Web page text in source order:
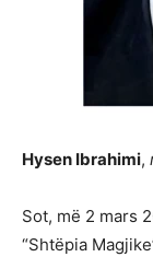
Hysen Ibrahimi,
Sot, më 2 mars
“Shtëpia